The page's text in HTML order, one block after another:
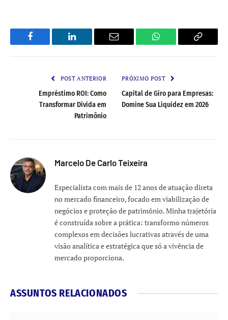
Facebook LinkedIn Email WhatsApp Copy
POST ANTERIOR
Empréstimo ROI: Como
Transformar Dívida em
Patrimônio
PRÓXIMO POST
Capital de Giro para Empresas:
Domine Sua Liquidez em 2026
Marcelo De Carlo Teixeira
Especialista com mais de 12 anos de atuação direta
no mercado financeiro, focado em viabilização de
negócios e proteção de patrimônio. Minha trajetória
é construída sobre a prática: transformo números
complexos em decisões lucrativas através de uma
visão analítica e estratégica que só a vivência de
mercado proporciona.
ASSUNTOS RELACIONADOS